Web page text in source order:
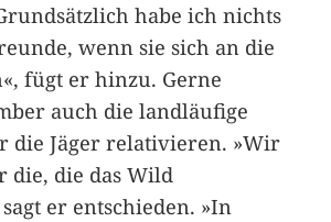
habe ich nichts
wenn sie sich an die
fügt er hinzu. Gerne
auch die landläufige
die Jäger relativieren. »Wir
die, die das Wild
er entschieden. »In